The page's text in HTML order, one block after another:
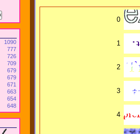
1090
777
726
709
679
679
671
663
654
648
0
1
2
3
4